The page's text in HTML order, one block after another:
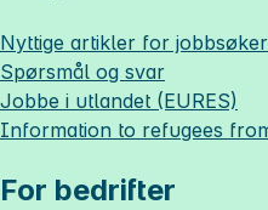
Nyttige artikler for
Spørsmål og svar
Jobbe i utlandet (EURES)
Information to refugees
For bedrifter